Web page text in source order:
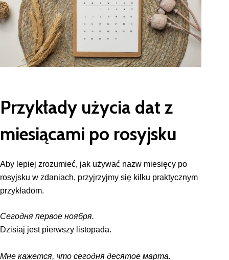
Przykłady użycia dat z
miesiącami po rosyjsku
Aby lepiej zrozumieć, jak używać nazw miesięcy po
rosyjsku w zdaniach, przyjrzyjmy się kilku praktycznym
przykładom.
Сегодня первое ноября.
Dzisiaj jest pierwszy listopada.
Мне кажется, что сегодня десятое марта.